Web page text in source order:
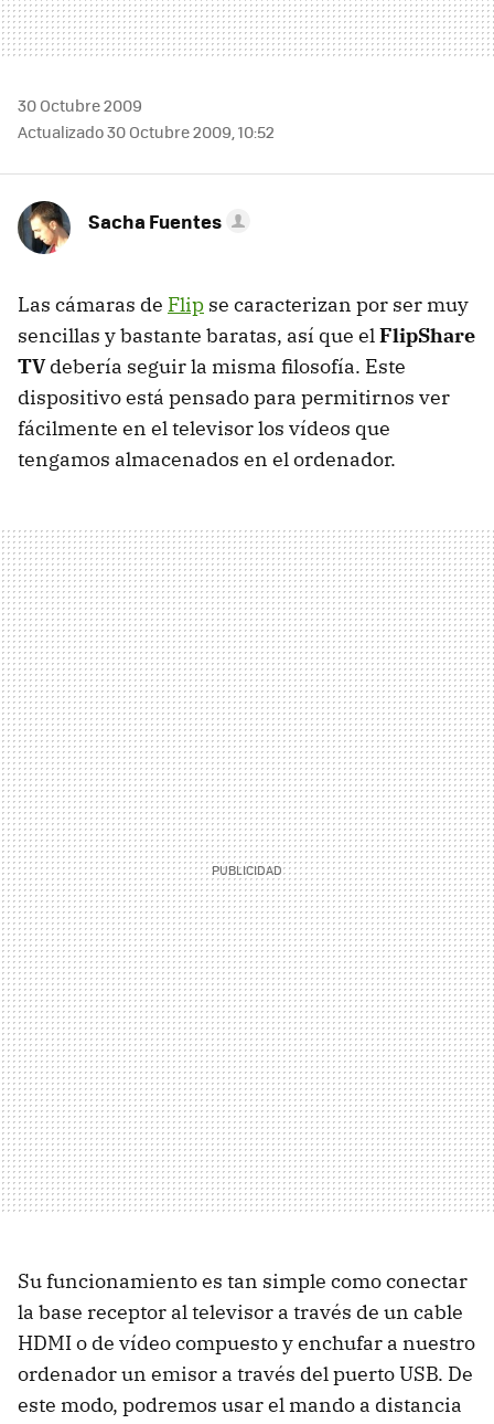
30 Octubre 2009
Actualizado 30 Octubre 2009, 10:52
Sacha Fuentes
Las cámaras de Flip se caracterizan por ser muy
sencillas y bastante baratas, así que elFlipShare
TVdebería seguir la misma filosofía. Este
dispositivo está pensado para permitirnos ver
fácilmente en el televisor los vídeos que
tengamos almacenados en el ordenador.
Su funcionamiento es tan simple como conectar
la base receptor al televisor a través de un cable
HDMIo de vídeo compuesto y enchufar a nuestro
ordenador un emisor a través del puertoUSB. De
este modo, podremos usar el mando a distancia